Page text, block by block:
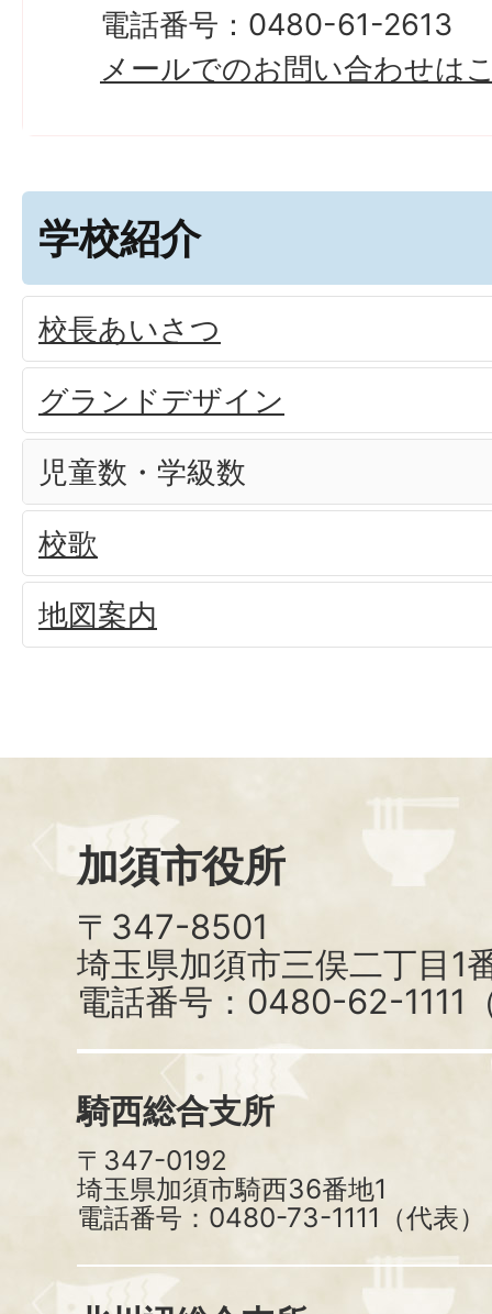
電話番号：0480-61-2613
メールでのお問い合わせは
学校紹介
校長あいさつ
グランドデザイン
児童数・学級数
校歌
地図案内
加須市役所
〒347-8501
埼玉県加須市三俣二丁目1
電話番号：0480-62-1111
騎西総合支所
〒347-0192
埼玉県加須市騎西36番地1
電話番号：0480-73-1111（代表）